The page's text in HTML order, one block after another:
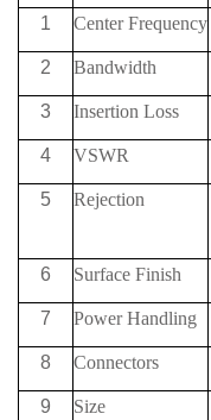
1 Center Frequency
2 Bandwidth
3 Insertion Loss
4 VSWR
5 Rejection
6 Surface Finish
7 Power Handling
8 Connectors
9 Size